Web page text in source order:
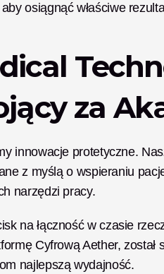
osiągnąć właściwe
za
innowacje protetyczne.
z myślą o wspieraniu
narzędzi pracy.
na łączność w czasie
Cyfrową Aether, został
najlepszą wydajność.